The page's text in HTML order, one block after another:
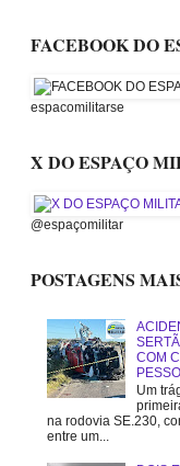
FACEBOOK DO
espacomilitarse
X DO ESPAÇO
@espaçomilitar
POSTAGENS
COM
Um
na rodovia SE.230,
entre um...